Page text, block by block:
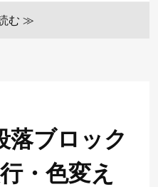
む ≫
ブロック
・色変え